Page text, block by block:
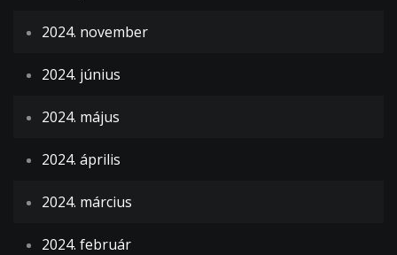
2024. november
2024. június
2024. május
2024. április
2024. március
2024. február